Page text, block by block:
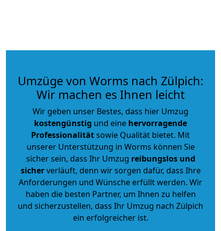
Umzüge von Worms nach Zülpich:
Wir machen es Ihnen leicht
Wir geben unser Bestes, dass hier Umzug
kostengünstig und eine hervorragende
Professionalitätsowie Qualität bietet. Mit
unserer Unterstützung in Worms können Sie
sicher sein, dass Ihr Umzug reibungslos und
sicherverläuft, denn wir sorgen dafür, dass Ihre
Anforderungen und Wünsche erfüllt werden. Wir
haben die besten Partner, um Ihnen zu helfen
und sicherzustellen, dass Ihr Umzug nach Zülpich
ein erfolgreicher ist.